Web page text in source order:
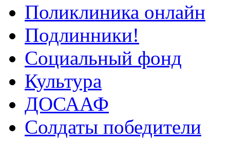
Поликлиника онлайн
Подлинники!
Социальный фонд
Культура
ДОСААФ
Солдаты победители